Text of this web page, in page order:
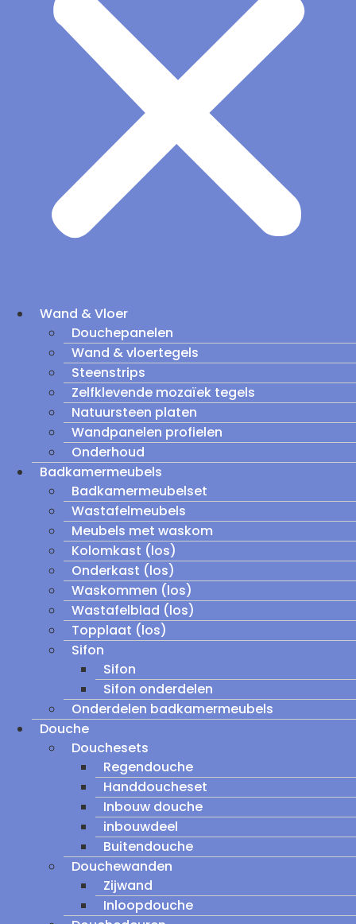
Wand & Vloer
Douchepanelen
Wand & vloertegels
Steenstrips
Zelfklevende mozaïek tegels
Natuursteen platen
Wandpanelen profielen
Onderhoud
Badkamermeubels
Badkamermeubelset
Wastafelmeubels
Meubels met waskom
Kolomkast (los)
Onderkast (los)
Waskommen (los)
Wastafelblad (los)
Topplaat (los)
Sifon
Sifon
Sifon onderdelen
Onderdelen badkamermeubels
Douche
Douchesets
Regendouche
Handdoucheset
Inbouw douche
inbouwdeel
Buitendouche
Douchewanden
Zijwand
Inloopdouche